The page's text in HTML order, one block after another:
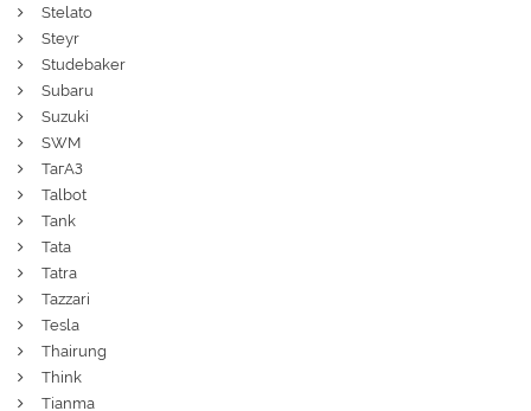
Stelato
Steyr
Studebaker
Subaru
Suzuki
SWM
ТагАЗ
Talbot
Tank
Tata
Tatra
Tazzari
Tesla
Thairung
Think
Tianma